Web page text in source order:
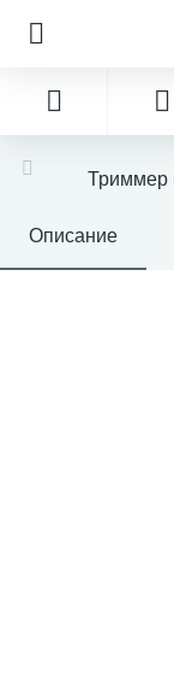
Триммер
Описание